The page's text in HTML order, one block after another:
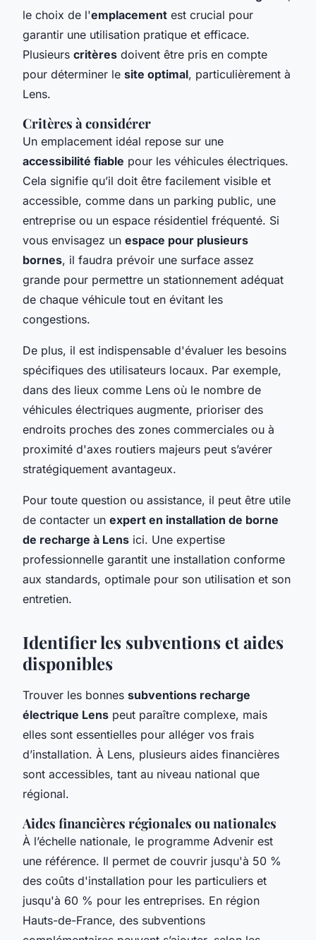
le choix de l'emplacement est crucial pour
garantir une utilisation pratique et efficace.
Plusieurs critères doivent être pris en compte
pour déterminer le site optimal, particulièrement à
Lens.
Critères à considérer
Un emplacement idéal repose sur une
accessibilité fiable pour les véhicules électriques.
Cela signifie qu’il doit être facilement visible et
accessible, comme dans un parking public, une
entreprise ou un espace résidentiel fréquenté. Si
vous envisagez un espace pour plusieurs
bornes, il faudra prévoir une surface assez
grande pour permettre un stationnement adéquat
de chaque véhicule tout en évitant les
congestions.
De plus, il est indispensable d'évaluer les besoins
spécifiques des utilisateurs locaux. Par exemple,
dans des lieux comme Lens où le nombre de
véhicules électriques augmente, prioriser des
endroits proches des zones commerciales ou à
proximité d'axes routiers majeurs peut s’avérer
stratégiquement avantageux.
Pour toute question ou assistance, il peut être utile
de contacter un expert en installation de borne
de recharge à Lens ici. Une expertise
professionnelle garantit une installation conforme
aux standards, optimale pour son utilisation et son
entretien.
Identifier les subventions et aides
disponibles
Trouver les bonnes subventions recharge
électrique Lens peut paraître complexe, mais
elles sont essentielles pour alléger vos frais
d’installation. À Lens, plusieurs aides financières
sont accessibles, tant au niveau national que
régional.
Aides financières régionales ou nationales
À l’échelle nationale, le programme Advenir est
une référence. Il permet de couvrir jusqu'à 50 %
des coûts d'installation pour les particuliers et
jusqu'à 60 % pour les entreprises. En région
Hauts-de-France, des subventions